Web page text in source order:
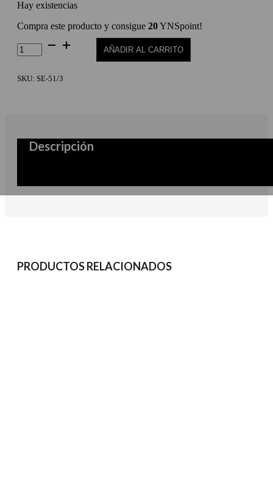
Hay existencias
Compra este producto y consigue 20YNSpoint!
Tijera
para
EXPERT
AÑADIR AL CARRITO
SKU: SE-51/3
Descripción
PRODUCTOS RELACIONADOS